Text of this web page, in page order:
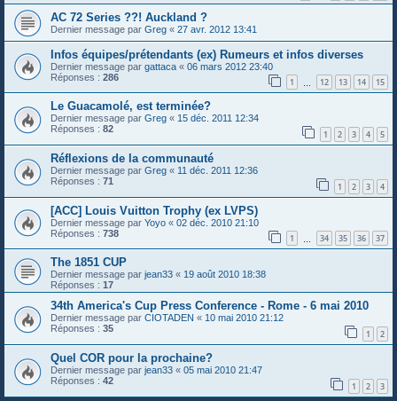
AC 72 Series ??! Auckland ?
Dernier message par Greg « 27 avr. 2012 13:41
Infos équipes/prétendants (ex) Rumeurs et infos diverses
Dernier message par gattaca « 06 mars 2012 23:40
Réponses : 286 1 12 13 14 15
Le Guacamolé, est terminée?
Dernier message par Greg « 15 déc. 2011 12:34
Réponses : 82 1 2 3 4 5
Réflexions de la communauté
Dernier message par Greg « 11 déc. 2011 12:36
Réponses : 71 1 2 3 4
[ACC] Louis Vuitton Trophy (ex LVPS)
Dernier message par Yoyo « 02 déc. 2010 21:10
Réponses : 738 1 34 35 36 37
The 1851 CUP
Dernier message par jean33 « 19 août 2010 18:38
Réponses : 17
34th America's Cup Press Conference - Rome - 6 mai 2010
Dernier message par CIOTADEN « 10 mai 2010 21:12
Réponses : 35 1 2
Quel COR pour la prochaine?
Dernier message par jean33 « 05 mai 2010 21:47
Réponses : 42 1 2 3